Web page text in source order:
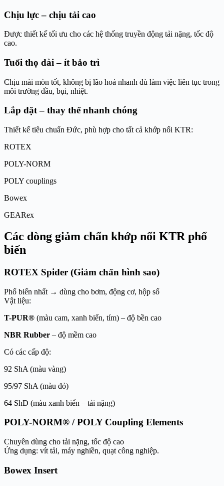
Chịu lực – chịu tải cao
Được thiết kế tối ưu cho các hệ thống truyền động tải nặng, tốc độ
cao.
Tuổi thọ dài – ít bảo trì
Chịu mài mòn tốt, không bị lão hoá nhanh dù làm việc liên tục trong
môi trường dầu, bụi, nhiệt.
Lắp đặt – thay thế nhanh chóng
Thiết kế tiêu chuẩn Đức, phù hợp cho tất cả khớp nối KTR:
ROTEX
POLY-NORM
POLY couplings
Bowex
GEARex
Các dòng giảm chấn khớp nối KTR phổ
biến
ROTEX Spider (Giảm chấn hình sao)
Phổ biến nhất → dùng cho bơm, động cơ, hộp số
Vật liệu:
T-PUR® (màu cam, xanh biển, tím) – độ bền cao
NBR Rubber – độ mềm cao
Có các cấp độ:
92 ShA (màu vàng)
95/97 ShA (màu đỏ)
64 ShD (màu xanh biển – tải nặng)
POLY-NORM® / POLY Coupling Elements
Chuyên dùng cho tải nặng, tốc độ cao
Ứng dụng: vít tải, máy nghiền, quạt công nghiệp.
Bowex Insert